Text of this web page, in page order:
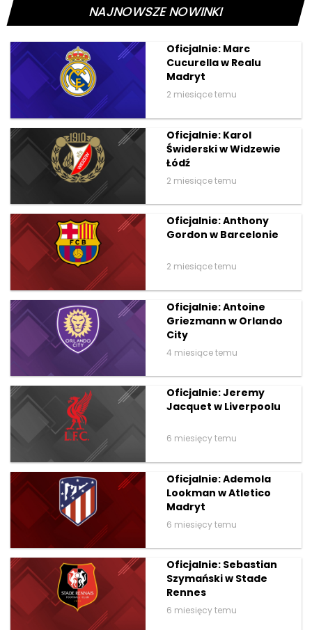
NAJNOWSZE NOWINKI
Oficjalnie: Marc
Cucurella w Realu
Madryt
2 miesiące temu
Oficjalnie: Karol
Świderski w Widzewie
Łódź
2 miesiące temu
Oficjalnie: Anthony
Gordon w Barcelonie
2 miesiące temu
Oficjalnie: Antoine
Griezmann w Orlando
City
4 miesiące temu
Oficjalnie: Jeremy
Jacquet w Liverpoolu
6 miesięcy temu
Oficjalnie: Ademola
Lookman w Atletico
Madryt
6 miesięcy temu
Oficjalnie: Sebastian
Szymański w Stade
Rennes
6 miesięcy temu